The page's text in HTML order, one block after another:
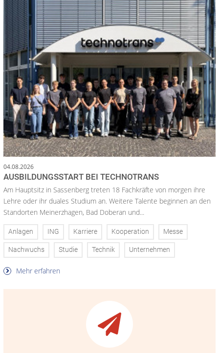
04.08.2026
AUSBILDUNGSSTART BEI TECHNOTRANS
Am Hauptsitz in Sassenberg treten 18 Fachkräfte von morgen ihre
Lehre oder ihr duales Studium an. Weitere Talente beginnen an den
Standorten Meinerzhagen, Bad Doberan und...
Anlagen ING Karriere Kooperation Messe
Nachwuchs Studie Technik Unternehmen
Mehr erfahren